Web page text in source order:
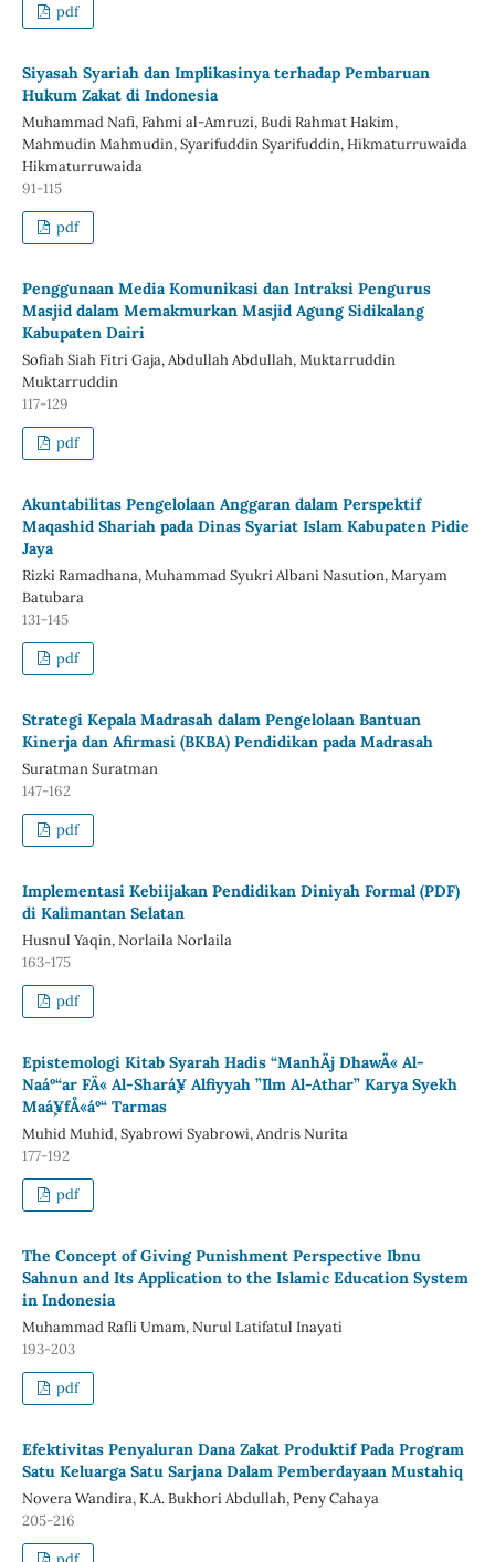
pdf
Siyasah Syariah dan Implikasinya terhadap Pembaruan
Hukum Zakat di Indonesia
Muhammad Nafi, Fahmi al-Amruzi, Budi Rahmat Hakim,
Mahmudin Mahmudin, Syarifuddin Syarifuddin, Hikmaturruwaida
Hikmaturruwaida
91-115
pdf
Penggunaan Media Komunikasi dan Intraksi Pengurus
Masjid dalam Memakmurkan Masjid Agung Sidikalang
Kabupaten Dairi
Sofiah Siah Fitri Gaja, Abdullah Abdullah, Muktarruddin
Muktarruddin
117-129
pdf
Akuntabilitas Pengelolaan Anggaran dalam Perspektif
Maqashid Shariah pada Dinas Syariat Islam Kabupaten Pidie
Jaya
Rizki Ramadhana, Muhammad Syukri Albani Nasution, Maryam
Batubara
131-145
pdf
Strategi Kepala Madrasah dalam Pengelolaan Bantuan
Kinerja dan Afirmasi (BKBA) Pendidikan pada Madrasah
Suratman Suratman
147-162
pdf
Implementasi Kebiijakan Pendidikan Diniyah Formal (PDF)
di Kalimantan Selatan
Husnul Yaqin, Norlaila Norlaila
163-175
pdf
Epistemologi Kitab Syarah Hadis “ManhÄj DhawÄ« Al-
Naáº“ar FÄ« Al-Shará¸¥ Alfiyyah ”˜Ilm Al-Athar” Karya Syekh
Maá¸¥fÅ«áº“ Tarmas
Muhid Muhid, Syabrowi Syabrowi, Andris Nurita
177-192
pdf
The Concept of Giving Punishment Perspective Ibnu
Sahnun and Its Application to the Islamic Education System
in Indonesia
Muhammad Rafli Umam, Nurul Latifatul Inayati
193-203
pdf
Efektivitas Penyaluran Dana Zakat Produktif Pada Program
Satu Keluarga Satu Sarjana Dalam Pemberdayaan Mustahiq
Novera Wandira, K.A. Bukhori Abdullah, Peny Cahaya
205-216